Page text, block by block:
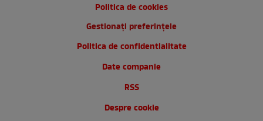
Politica de cookies
Gestionați preferințele
Politica de confidentialitate
Date companie
RSS
Despre cookie